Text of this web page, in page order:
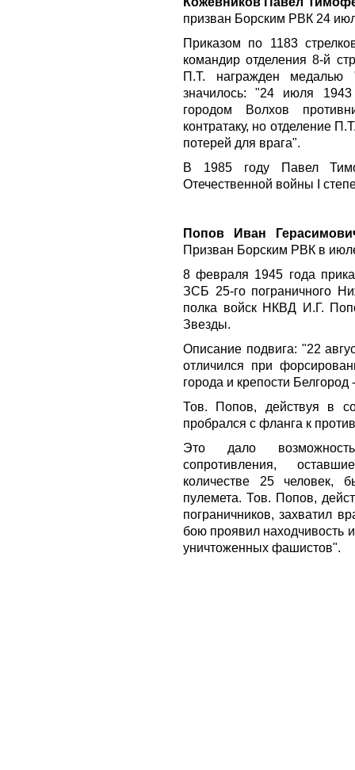
призван Борским РВК 24
Приказом по 1183
командир отделения 8-й
П.Т. награжден медалью
значилось: "24 июля
городом Волхов
контратаку, но отделение
потерей для врага".
В 1985 году Павел
Отечественной войны I
Попов Иван
Призван Борским РВК в
8 февраля 1945 года
ЗСБ 25-го пограничного
полка войск НКВД И.Г.
Звезды.
Описание подвига: "22
отличился при
города и крепости
Тов. Попов, действуя в
пробрался с фланга к
Это дало
сопротивления,
количестве 25 человек,
пулемета. Тов. Попов,
пограничников, захватил
бою проявил находчивость
уничтоженных фашистов".